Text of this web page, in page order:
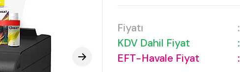
Fiyatı :
KDV Dahil Fiyat
:
EFT-Havale Fiyat
: